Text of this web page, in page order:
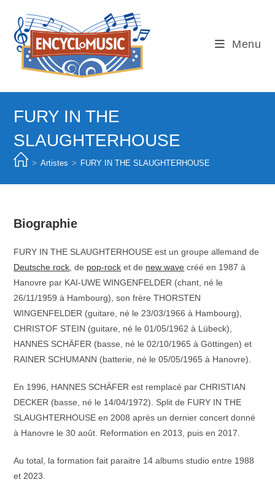
content
Menu
FURY IN THE
SLAUGHTERHOUSE
> Artistes > FURY IN THE SLAUGHTERHOUSE
Biographie
FURY IN THE SLAUGHTERHOUSE est un groupe allemand de
Deutsche rock , de pop-rock et de new wave créé en 1987 à
Hanovre par KAI-UWE WINGENFELDER (chant, né le
26/11/1959 à Hambourg), son frère THORSTEN
WINGENFELDER (guitare, né le 23/03/1966 à Hambourg),
CHRISTOF STEIN (guitare, né le 01/05/1962 à Lübeck),
HANNES SCHÄFER (basse, né le 02/10/1965 à Göttingen) et
RAINER SCHUMANN (batterie, né le 05/05/1965 à Hanovre).
En 1996, HANNES SCHÄFER est remplacé par CHRISTIAN
DECKER (basse, né le 14/04/1972). Split de FURY IN THE
SLAUGHTERHOUSE en 2008 après un dernier concert donné
à Hanovre le 30 août. Reformation en 2013, puis en 2017.
Au total, la formation fait paraitre 14 albums studio entre 1988
et 2023.